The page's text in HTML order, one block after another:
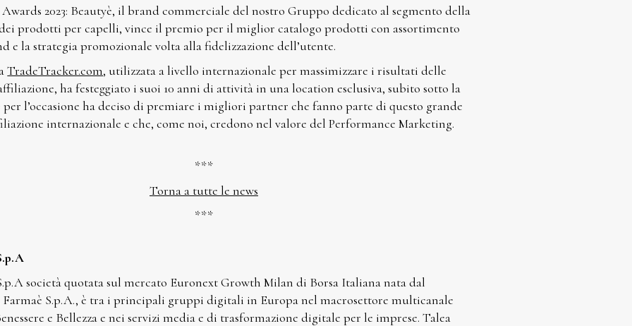
2023: Beautyè, il brand commerciale del nostro Gruppo dedicato al segmento della
prodotti per capelli, vince il premio per il miglior catalogo prodotti con assortimento
e la strategia promozionale volta alla fidelizzazione dell’utente.
TradeTracker.com, utilizzata a livello internazionale per massimizzare i risultati delle
ha festeggiato i suoi 10 anni di attività in una location esclusiva, subito sotto la
per l’occasione ha deciso di premiare i migliori partner che fanno parte di questo grande
internazionale e che, come noi, credono nel valore del Performance Marketing.
***
Torna a tutte le news
***
società quotata sul mercato Euronext Growth Milan di Borsa Italiana nata dal
S.p.A., è tra i principali gruppi digitali in Europa nel macrosettore multicanale
e Bellezza e nei servizi media e di trasformazione digitale per le imprese. Talea